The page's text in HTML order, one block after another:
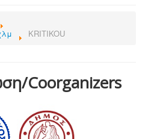
KRITIKOU
Coorganizers